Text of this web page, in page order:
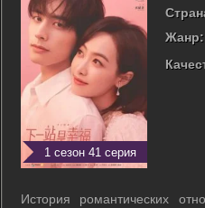
1 сезон 41 серия
Жанр:
История романтических